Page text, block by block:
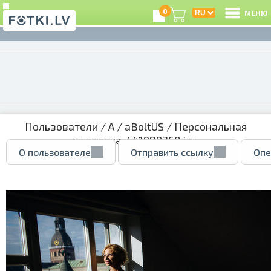
0 МЕНЮ
Пользователи /A/ aBoltUS / Персональная
выставка/ 41989260.jpg
О пользователе Отправить ссылку